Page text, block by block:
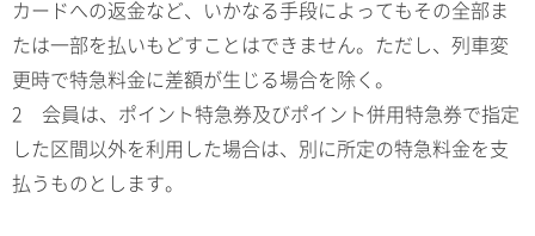
カードへの返金など、いかなる手段によってもその全部ま
たは一部を払いもどすことはできません。ただし、列車変
更時で特急料金に差額が生じる場合を除く。
2 会員は、ポイント特急券及びポイント併用特急券で指定
した区間以外を利用した場合は、別に所定の特急料金を支
払うものとします。